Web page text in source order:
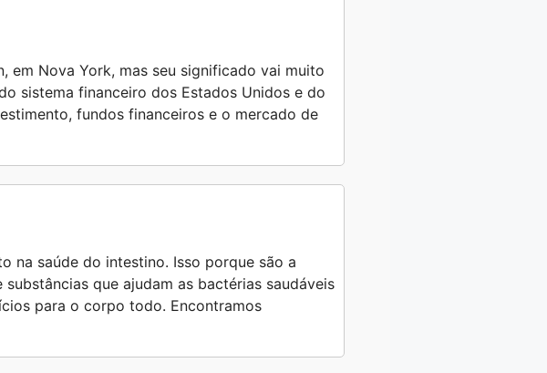
em Nova York, mas seu significado vai muito
sistema financeiro dos Estados Unidos e do
fundos financeiros e o mercado de
na saúde do intestino. Isso porque são a
que ajudam as bactérias saudáveis
para o corpo todo. Encontramos